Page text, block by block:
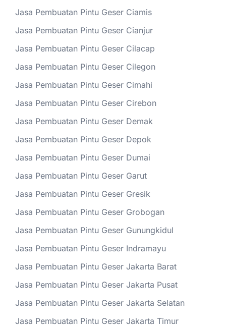
Jasa Pembuatan Pintu Geser Ciamis
Jasa Pembuatan Pintu Geser Cianjur
Jasa Pembuatan Pintu Geser Cilacap
Jasa Pembuatan Pintu Geser Cilegon
Jasa Pembuatan Pintu Geser Cimahi
Jasa Pembuatan Pintu Geser Cirebon
Jasa Pembuatan Pintu Geser Demak
Jasa Pembuatan Pintu Geser Depok
Jasa Pembuatan Pintu Geser Dumai
Jasa Pembuatan Pintu Geser Garut
Jasa Pembuatan Pintu Geser Gresik
Jasa Pembuatan Pintu Geser Grobogan
Jasa Pembuatan Pintu Geser Gunungkidul
Jasa Pembuatan Pintu Geser Indramayu
Jasa Pembuatan Pintu Geser Jakarta Barat
Jasa Pembuatan Pintu Geser Jakarta Pusat
Jasa Pembuatan Pintu Geser Jakarta Selatan
Jasa Pembuatan Pintu Geser Jakarta Timur